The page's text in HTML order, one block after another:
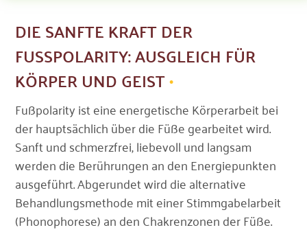
DIE SANFTE KRAFT DER
FUSSPOLARITY: AUSGLEICH FÜR K
ÖRPER UND GEIST
Fußpolarity ist eine energetische Körperarbeit bei
der hauptsächlich über die Füße gearbeitet wird.
Sanft und schmerzfrei, liebevoll und langsam
werden die Berührungen an den Energiepunkten
ausgeführt. Abgerundet wird die alternative
Behandlungsmethode mit einer Stimmgabelarbeit
(Phonophorese) an den Chakrenzonen der Füße.